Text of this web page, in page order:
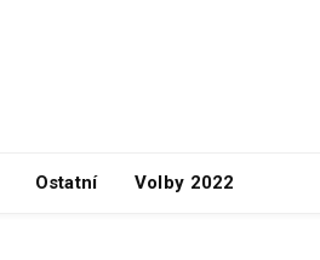
Ostatní Volby 2022